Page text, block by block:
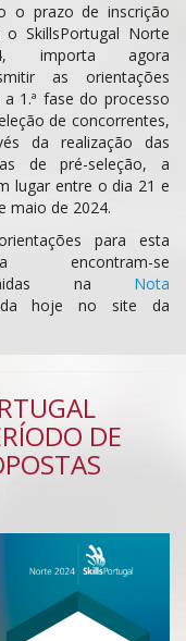
o prazo de inscrição
o SkillsPortugal Norte
importa agora
as orientações
a 1.ª fase do processo
de concorrentes,
da realização das
de pré-seleção, a
lugar entre o dia 21 e
maio de 2024.
para esta
encontram-se
na Nota
hoje no site da
DE